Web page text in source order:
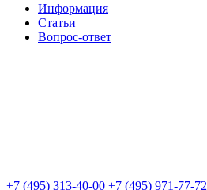
Информация
Статьи
Вопрос-ответ
+7 (495) 313-40-00 +7 (495) 971-77-72